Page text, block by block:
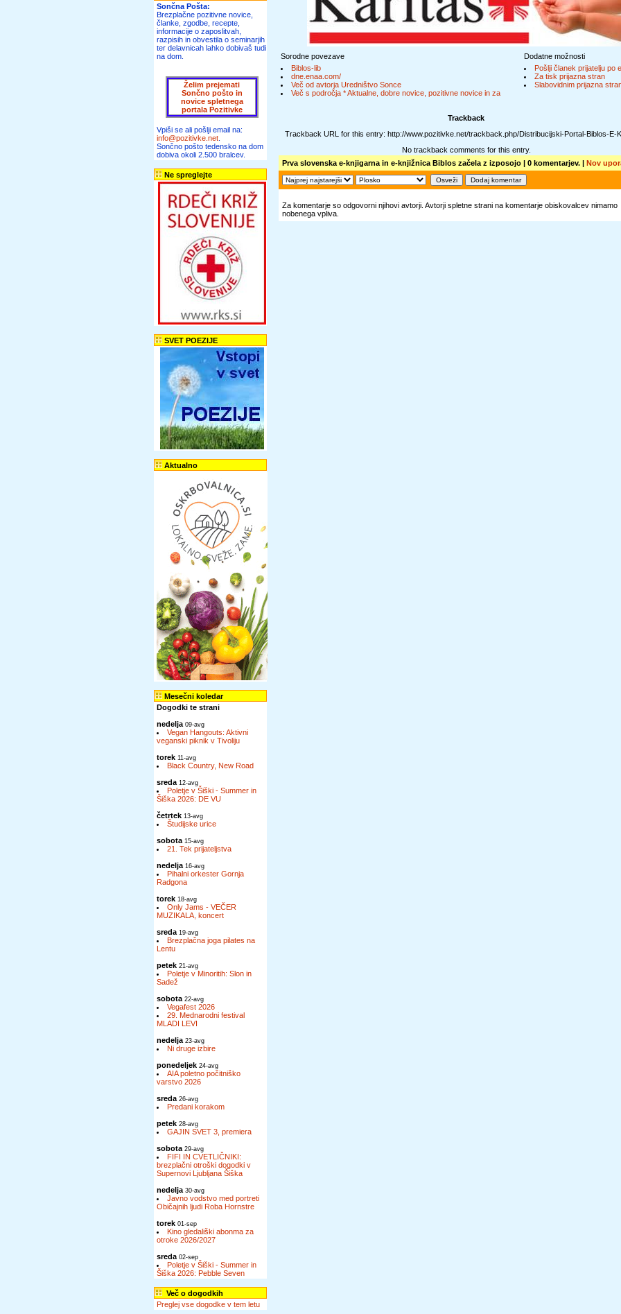
Sončna Pošta:
Brezplačne pozitivne novice,
članke, zgodbe, recepte,
informacije o zaposlitvah,
razpisih in obvestila o seminarjih
ter delavnicah lahko dobivaš tudi
na dom.
Želim prejemati
Sončno pošto in
novice spletnega
portala Pozitivke
Vpiši se ali pošlji email na:
info@pozitivke.net
Sončno pošto tedensko na dom
dobiva okoli 2.500 bralcev.
Ne spreglejte
SVET POEZIJE
Aktualno
Mesečni koledar
Dogodki te strani
nedelja 09-avg
Vegan Hangouts: Aktivni
veganski piknik v Tivoliju
torek 11-avg
Black Country, New Road
sreda 12-avg
Poletje v Šiški - Summer in
Šiška 2026: DE VU
četrtek 13-avg
Študijske urice
sobota 15-avg
21. Tek prijateljstva
nedelja 16-avg
Pihalni orkester Gornja
Radgona
torek 18-avg
Only Jams - VEČER
MUZIKALA, koncert
sreda 19-avg
Brezplačna joga pilates na
Lentu
petek 21-avg
Poletje v Minoritih: Slon in
Sadež
sobota 22-avg
Vegafest 2026
29. Mednarodni festival
MLADI LEVI
nedelja 23-avg
Ni druge izbire
ponedeljek 24-avg
AIA poletno počitniško
varstvo 2026
sreda 26-avg
Predani korakom
petek 28-avg
GAJIN SVET 3, premiera
sobota 29-avg
FIFI IN CVETLIČNIKI:
brezplačni otroški dogodki v
Supernovi Ljubljana Šiška
nedelja 30-avg
Javno vodstvo med portreti
Običajnih ljudi Roba Hornstre
torek 01-sep
Kino gledališki abonma za
otroke 2026/2027
sreda 02-sep
Poletje v Šiški - Summer in
Šiška 2026: Pebble Seven
Več o dogodkih
Preglej vse dogodke v tem letu
Sorodne povezave
Biblos-lib
dne.enaa.com/
Več od avtorja Uredništvo Sonce
Več s področja * Aktualne, dobre novice, pozitivne novice in za
Dodatne možnosti
Pošlji članek prijatelju po
Za tisk prijazna stran
Slabovidnim prijazna
Trackback
Trackback URL for this entry: http://www.pozitivke.net/trackback.php/Distribucijski-Portal-Biblos-E-
No trackback comments for this entry.
Prva slovenska e-knjigarna in e-knjižnica Biblos začela z izposojo | 0 komentarjev. | Nov
Za komentarje so odgovorni njihovi avtorji. Avtorji spletne strani na komentarje obiskovalcev nimamo
nobenega vpliva.